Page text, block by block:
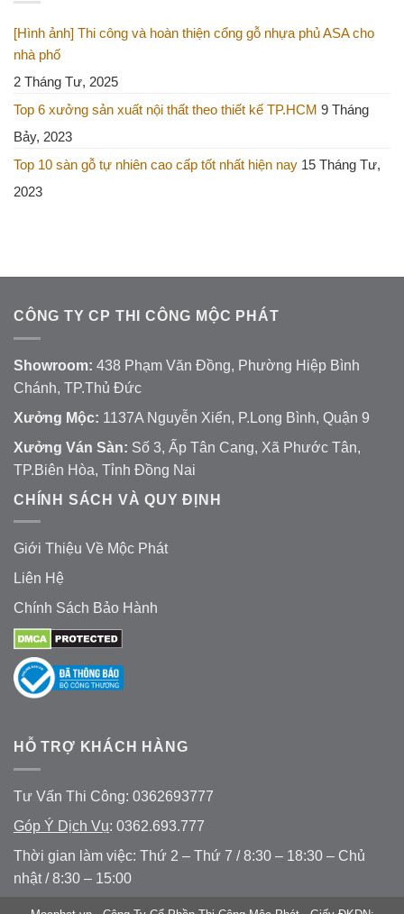
[Hình ảnh] Thi công và hoàn thiện cổng gỗ nhựa phủ ASA cho
nhà phố
2 Tháng Tư, 2025
Top 6 xưởng sản xuất nội thất theo thiết kế TP.HCM 9 Tháng
Bảy, 2023
Top 10 sàn gỗ tự nhiên cao cấp tốt nhất hiện nay 15 Tháng Tư,
2023
CÔNG TY CP THI CÔNG MỘC PHÁT
Showroom: 438 Phạm Văn Đồng, Phường Hiệp Bình
Chánh, TP.Thủ Đức
Xưởng Mộc: 1137A Nguyễn Xiển, P.Long Bình, Quận 9
Xưởng Ván Sàn: Số 3, Ấp Tân Cang, Xã Phước Tân,
TP.Biên Hòa, Tỉnh Đồng Nai
CHÍNH SÁCH VÀ QUY ĐỊNH
Giới Thiệu Về Mộc Phát
Liên Hệ
Chính Sách Bảo Hành
HỖ TRỢ KHÁCH HÀNG
Tư Vấn Thi Công: 0362693777
Góp Ý Dịch Vụ: 0362.693.777
Thời gian làm việc: Thứ 2 – Thứ 7 / 8:30 – 18:30 – Chủ
nhật / 8:30 – 15:00